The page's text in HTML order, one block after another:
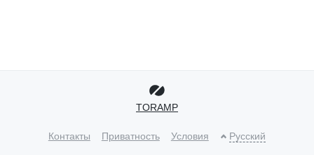
TORAMP
Контакты Приватность Условия Русский